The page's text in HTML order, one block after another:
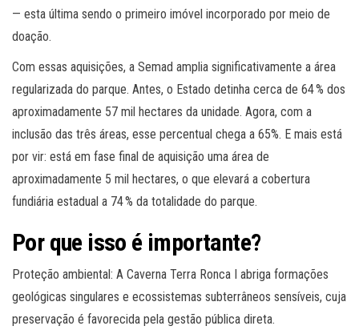
— esta última sendo o primeiro imóvel incorporado por meio de
doação.
Com essas aquisições, a Semad amplia significativamente a área
regularizada do parque. Antes, o Estado detinha cerca de 64 % dos
aproximadamente 57 mil hectares da unidade. Agora, com a
inclusão das três áreas, esse percentual chega a 65%. E mais está
por vir: está em fase final de aquisição uma área de
aproximadamente 5 mil hectares, o que elevará a cobertura
fundiária estadual a 74 % da totalidade do parque.
Por que isso é importante?
Proteção ambiental: A Caverna Terra Ronca I abriga formações
geológicas singulares e ecossistemas subterrâneos sensíveis, cuja
preservação é favorecida pela gestão pública direta.